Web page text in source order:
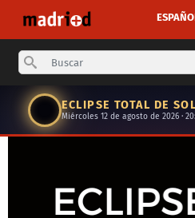
ECLIPSE TOTAL DE SOL
Miércoles 12 de agosto de 2026 ·